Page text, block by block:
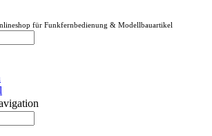
für Funkfernbedienung & Modellbauartikel